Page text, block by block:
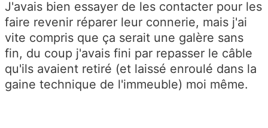
J'avais bien essayer de les contacter pour les
faire revenir réparer leur connerie, mais j'ai
vite compris que ça serait une galère sans
fin, du coup j'avais fini par repasser le câble
qu'ils avaient retiré (et laissé enroulé dans la
gaine technique de l'immeuble) moi même.